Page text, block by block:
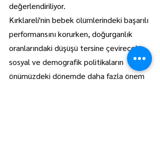
değerlendiriliyor.
Kırklareli'nin bebek ölümlerindeki başarılı
performansını korurken, doğurganlık
oranlarındaki düşüşü tersine çevirecek
sosyal ve demografik politikaların
önümüzdeki dönemde daha fazla önem